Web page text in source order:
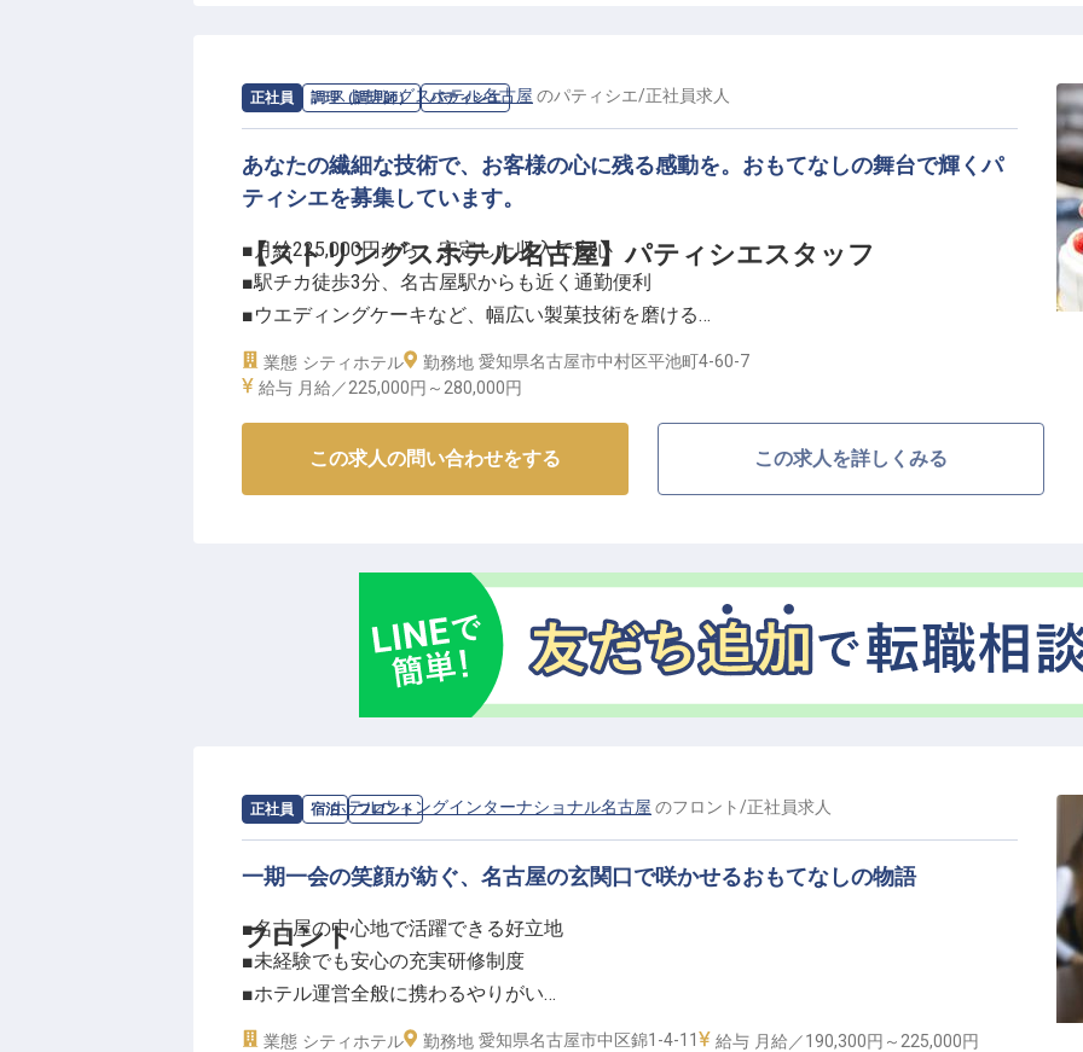
あなたの創造性と情熱が、忘れられない感動を生み出します。
ーー【成長を支える環境と充実した福利厚生】
副料理長以上の管理職として、チームを牽引し、若手育成にも携わっていただきます。
これまでの調理経験を活かし、さらにキャリアアップを目指せる環境です。
月給325,000円からのスタートで、あなたの経験とスキルを正当に評価します。
社会保険完備はもちろん、残業手当や制服貸与、社員割引制度など、安心して長く働ける
福利厚生も充実。
年間休日110日とプライベートも大切にしながら、料理人としての道を極めませんか。
※2026年03月26日時点の情報です
正社員 調理（調理師） パティシエ
【ストリングスホテル名古屋】パティシエスタッフ
求人情報：ストリングスホテル名古屋 のパティシエ/正社員求人
あなたの繊細な技術で、お客様の心に残る感動を。おもてなしの舞台で輝くパ
ティシエを募集しています。
■月給225,000円から、安定した収入で安心
■駅チカ徒歩3分、名古屋駅からも近く通勤便利
■ウエディングケーキなど、幅広い製菓技術を磨ける
■年間休日110日、プライベートも充実できる
ストリングスホテル名古屋では、お客様の大切な一日を彩るウエディングケーキをはじ
ことが私たちの使命です。
特別な日を演出する繊細な技術と、おもてなしの心を大切にする環境で、あなたの才能を
存分に発揮してください。
ーー【技術を磨き、キャリアを築く、成長できる環境】
日々の業務を通じて、あなたの技術と感性をさらに高め、パティシエとしてのキャリアを
築くことができます。
チームで協力し、互いに高め合いながら、お客様に最高の笑顔をお届けする喜びを分かち
あなたの成長を全力でサポートする環境がここにあります。
※2026年03月06日時点の情報です
業態 シティホテル 勤務地 愛知県名古屋市中村区平池町4-60-7
給与 月給／225,000円～ 280,000円
この求人の問い合わせをする この求人を詳しくみる
正社員 宿泊 フロント
フロント
求人情報：ホテルウィングインターナショナル名古屋 のフロント /正社員求人
一期一会の笑顔が紡ぐ、名古屋の玄関口で咲かせるおもてなしの物語
■名古屋の中心地で活躍できる好立地
■未経験でも安心の充実研修制度
■ホテル運営全般に携わるやりがい
■グループホテル利用の割引特典あり
業態 シティホテル 勤務地 愛知県名古屋市中区錦1-4-11 給与 月給／190,300円～ 225,000円